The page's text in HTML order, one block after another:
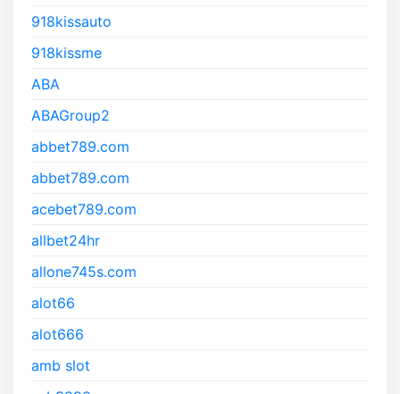
918kissauto
918kissme
ABA
ABAGroup2
abbet789.com
abbet789.com
acebet789.com
allbet24hr
allone745s.com
alot66
alot666
amb slot